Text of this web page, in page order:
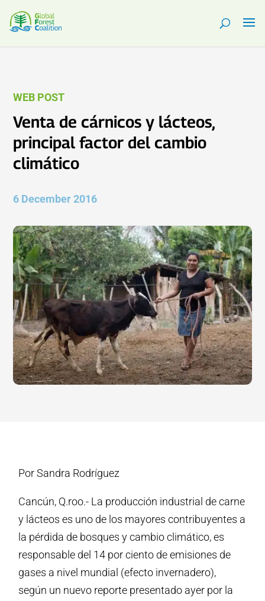
WEB POST
Venta de cárnicos y lácteos,
principal factor del cambio
climático
6 December 2016
Por Sandra Rodríguez
Cancún, Q.roo.- La producción industrial de carne
y lácteos es uno de los mayores contribuyentes a
la pérdida de bosques y cambio climático, es
responsable del 14 por ciento de emisiones de
gases a nivel mundial (efecto invernadero),
según un nuevo reporte presentado ayer por la